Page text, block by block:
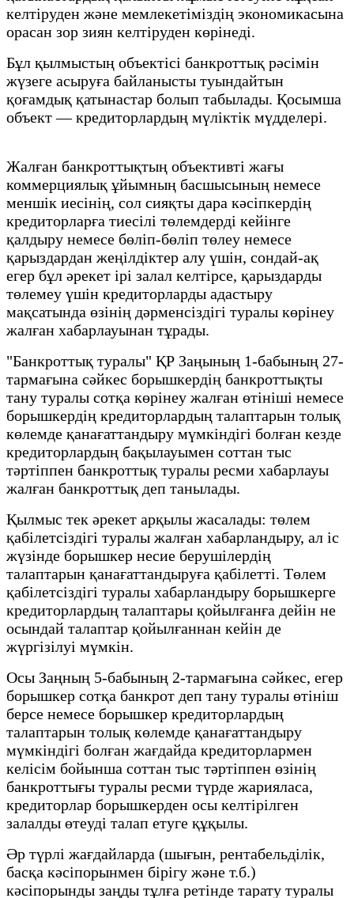
келтіруден және мемлекетіміздің экономикасына
орасан зор зиян келтіруден көрінеді.
Бұл қылмыстың объектісі банкроттық рәсімін
жүзеге асыруға байланысты туындайтын
қоғамдық қатынастар болып табылады. Қосымша
объект — кредиторлардың мүліктік мүдделері.
Жалған банкроттықтың объективті жағы
коммерциялық ұйымның басшысының немесе
меншік иесінің, сол сияқты дара кәсіпкердің
кредиторларға тиесілі төлемдерді кейінге
қалдыру немесе бөліп-бөліп төлеу немесе
қарыздардан жеңілдіктер алу үшін, сондай-ақ
егер бұл әрекет ірі залал келтірсе, қарыздарды
төлемеу үшін кредиторларды адастыру
мақсатында өзінің дәрменсіздігі туралы көрінеу
жалған хабарлауынан тұрады.
"Банкроттық туралы" ҚР Заңының 1-бабының 27-
тармағына сәйкес борышкердің банкроттықты
тану туралы сотқа көрінеу жалған өтініші немесе
борышкердің кредиторлардың талаптарын толық
көлемде қанағаттандыру мүмкіндігі болған кезде
кредиторлардың бақылауымен соттан тыс
тәртіппен банкроттық туралы ресми хабарлауы
жалған банкроттық деп танылады.
Қылмыс тек әрекет арқылы жасалады: төлем
қабілетсіздігі туралы жалған хабарландыру, ал іс
жүзінде борышкер несие берушілердің
талаптарын қанағаттандыруға қабілетті. Төлем
қабілетсіздігі туралы хабарландыру борышкерге
кредиторлардың талаптары қойылғанға дейін не
осындай талаптар қойылғаннан кейін де
жүргізілуі мүмкін.
Осы Заңның 5-бабының 2-тармағына сәйкес, егер
борышкер сотқа банкрот деп тану туралы өтініш
берсе немесе борышкер кредиторлардың
талаптарын толық көлемде қанағаттандыру
мүмкіндігі болған жағдайда кредиторлармен
келісім бойынша соттан тыс тәртіппен өзінің
банкроттығы туралы ресми түрде жарияласа,
кредиторлар борышкерден осы келтірілген
залалды өтеуді талап етуге құқылы.
Әр түрлі жағдайларда (шығын, рентабельділік,
басқа кәсіпорынмен бірігу және т.б.)
кәсіпорынды заңды тұлға ретінде тарату туралы